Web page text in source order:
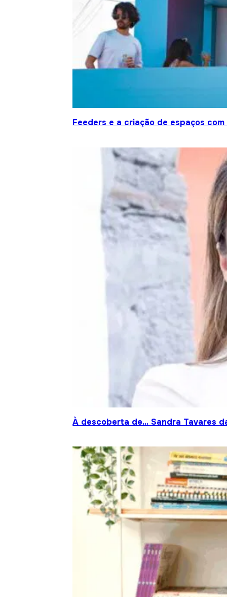
Feeders e a criação de espaços
À descoberta de… Sandra Tavares